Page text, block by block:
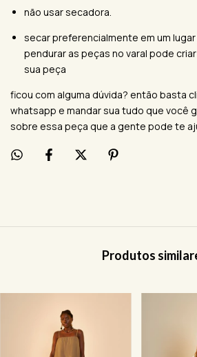
não usar secadora.
secar preferencialmente em um
pendurar as peças no varal pode
sua peça
ficou com alguma dúvida? então basta
whatsapp e mandar sua tudo que você
sobre essa peça que a gente pode te
Produtos